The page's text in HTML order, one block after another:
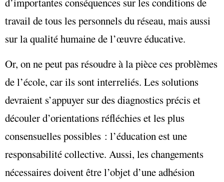
travail de tous les personnels du réseau, mais aussi
sur la qualité humaine de l’œuvre éducative.
Or, on ne peut pas résoudre à la pièce ces problèmes
de l’école, car ils sont interreliés. Les solutions
devraient s’appuyer sur des diagnostics précis et
découler d’orientations réfléchies et les plus
consensuelles possibles : l’éducation est une
responsabilité collective. Aussi, les changements
nécessaires doivent être l’objet d’une adhésion